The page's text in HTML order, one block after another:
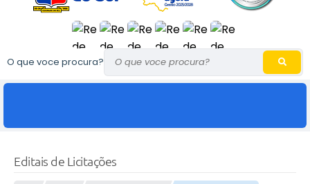
O que voce procura?
Editais de Licitações